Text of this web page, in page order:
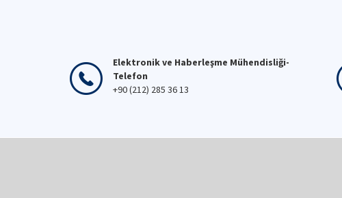
Elektronik ve Haberleşme Mühendisliği-
Telefon
+90 (212) 285 36 13